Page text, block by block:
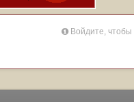
Войдите, чтобы